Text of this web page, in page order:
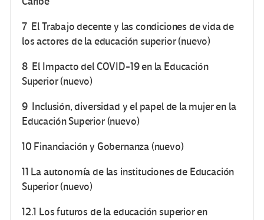
7 El Trabajo decente y las condiciones de vida de
los actores de la educación superior (nuevo)
8 El Impacto del COVID-19 en la Educación
Superior (nuevo)
9 Inclusión, diversidad y el papel de la mujer en la
Educación Superior (nuevo)
10 Financiación y Gobernanza (nuevo)
11 La autonomía de las instituciones de Educación
Superior (nuevo)
12.1 Los futuros de la educación superior en